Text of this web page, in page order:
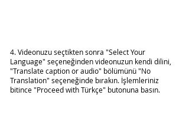
4. Videonuzu seçtikten sonra "Select Your
Language" seçeneğinden videonuzun kendi dilini,
"Translate caption or audio" bölümünü "No
Translation" seçeneğinde bırakın. İşlemleriniz
bitince "Proceed with Türkçe" butonuna basın.